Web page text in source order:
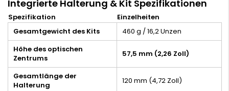
Integrierte Halterung & Kit Spezifikationen
Spezifikation
Einzelheiten
Gesamtgewicht des Kits
460 g / 16,2 Unzen
Höhe des optischen
Zentrums
57,5 mm (2,26 Zoll)
Gesamtlänge der
Halterung
120 mm (4,72 Zoll)